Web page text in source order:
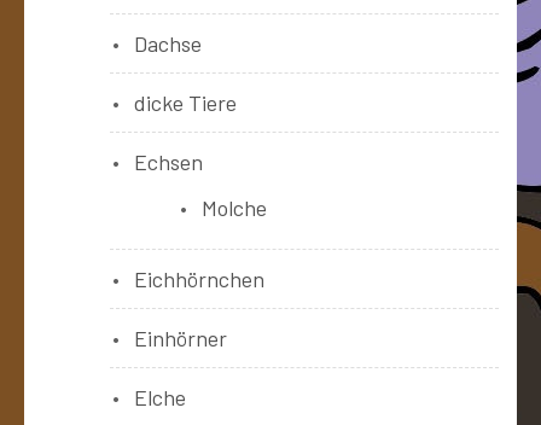
Dachse
dicke Tiere
Echsen
Molche
Eichhörnchen
Einhörner
Elche